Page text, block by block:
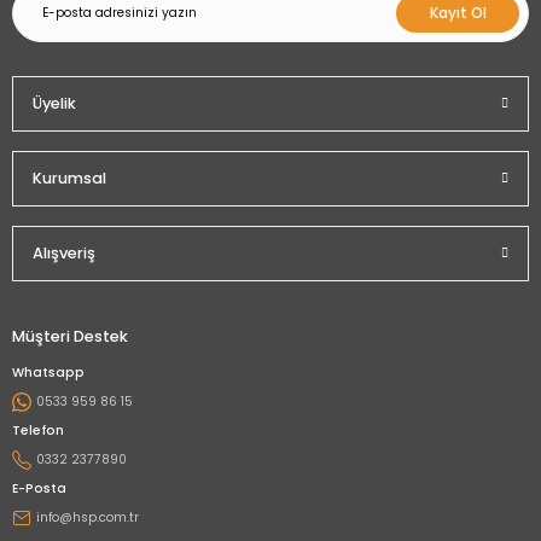
Kayıt Ol
Üyelik
Kurumsal
Alışveriş
Müşteri Destek
Whatsapp
0533 959 86 15
Telefon
0332 2377890
E-Posta
info@hsp.com.tr